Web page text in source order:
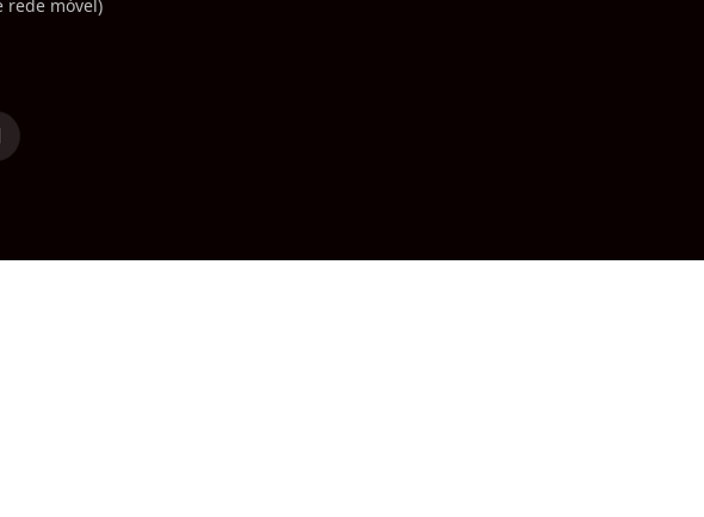
móvel)